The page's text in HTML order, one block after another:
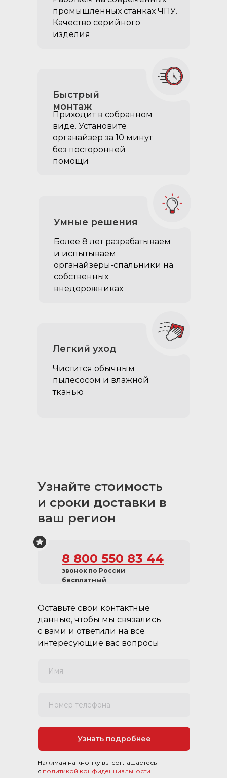
позволяют покрыть 100%
площади ровного пола EVA
материалом
создан для перекуса в
Столик на выдвижной
ящик:
Ламинированная фанера
Быстрый
монтаж
Умные решения
Легкий уход
Приходит в собранном
виде. Установите
органайзер за 10 минут
без посторонней
помощи
Более 8 лет разрабатываем
и испытываем
органайзеры-спальники на
собственных
внедорожниках
Чистится обычным
пылесосом и влажной
тканью
промышленных станках ЧПУ.
Качество серийного
изделия
звонок по России
бесплатный
8 800 550 83 44
Узнайте стоимость
и сроки доставки в
ваш регион
Имя
Номер телефона
Узнать подробнее
Оставьте свои контактные
данные, чтобы мы связались
с вами и ответили на все
интересующие вас вопросы
Нажимая на кнопку вы соглашаетесь
с политикой конфиденциальности